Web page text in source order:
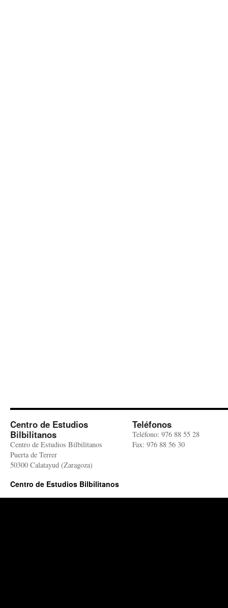
Centro de Estudios
Bilbilitanos
Centro de Estudios Bilbilitanos
Puerta de Terrer
50300 Calatayud (Zaragoza)
Teléfonos
Teléfono: 976 88 55 28
Fax: 976 88 56 30
Centro de Estudios Bilbilitanos